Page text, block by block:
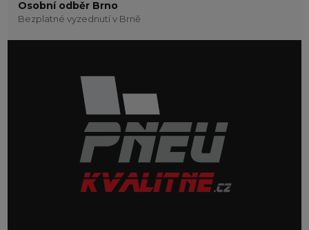
Osobní odběr Brno
Bezplatné vyzednutí v Brně